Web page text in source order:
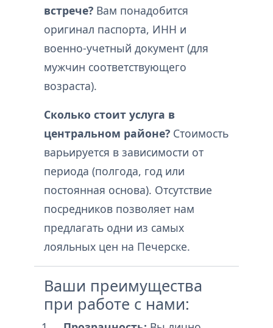
встрече? Вам понадобится
оригинал паспорта, ИНН и
военно-учетный документ (для
мужчин соответствующего
возраста).
Сколько стоит услуга в
центральном районе? Стоимость
варьируется в зависимости от
периода (полгода, год или
постоянная основа). Отсутствие
посредников позволяет нам
предлагать одни из самых
лояльных цен на Печерске.
Ваши преимущества
при работе с нами: